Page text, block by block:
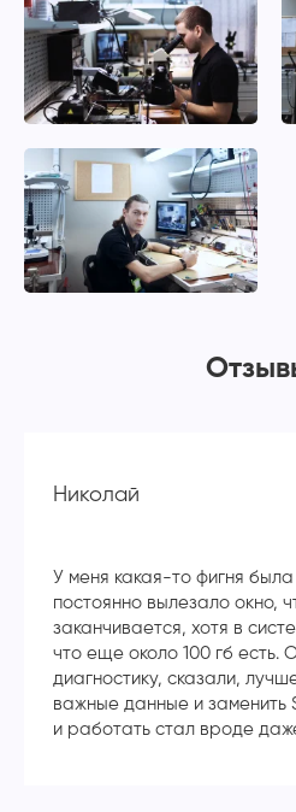
Николай
У меня какая-то фигня была
постоянно вылезало окно,
заканчивается, хотя в
что еще около 100 гб есть.
диагностику, сказали,
важные данные и заменить
и работать стал вроде